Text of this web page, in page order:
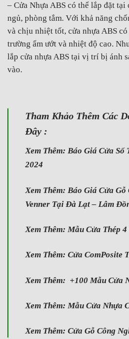
– Cửa Nhựa ABS có thể lắp đặt
ngủ, phòng tắm. Với khả năng
và chịu nhiệt tốt, cửa nhựa ABS
trường ẩm ướt và nhiệt độ cao.
lắp cửa nhựa ABS tại vị trí bị ánh
vào.
Tham Khảo Thêm Các
Đây :
Xem Thêm: Báo Giá Cửa Sổ
2024
Xem Thêm: Báo Giá Cửa
Venner Tại Đà Lạt – Lâm
Xem Thêm: Mẫu Cửa Thép
Xem Thêm: Cửa ComPosite
Xem Thêm: +100 Mẫu Cửa
Xem Thêm: Mẫu Cửa Nhựa
Xem Thêm: Cửa Gỗ Công